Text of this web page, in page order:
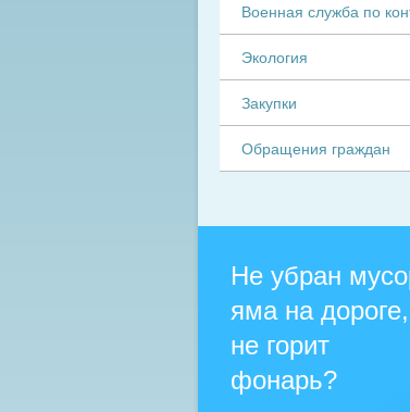
Военная служба по
Экология
Закупки
Обращения граждан
Не убран
яма на дороге,
не горит
фонарь?